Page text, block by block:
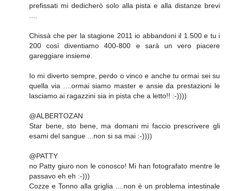
prefissati mi dedicherò solo alla pista e alla distanze brevi
Chissà che per la stagione 2011 io abbandoni il 1.500 e tu i
200 così diventiamo 400-800 e sarà un vero piacere
gareggiare insieme.
Io mi diverto sempre, perdo o vinco e anche tu ormai sei su
quella via ....ormai siamo master e ansie da prestazioni le
lasciamo ai ragazzini sia in pista che a letto!! :-))))
@ALBERTOZAN
Star bene, sto bene, ma domani mi faccio prescrivere gli
esami del sangue ...non si sa mai :-))))
@PATTY
no Patty giuro non le conosco! Mi han fotografato mentre le
passavo eh eh :-)))
Cozze e Tonno alla griglia ....non è un problema intestinale